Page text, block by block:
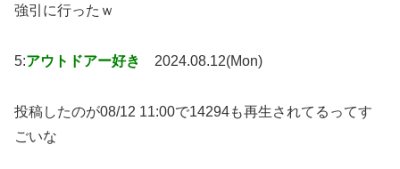
強引に行ったｗ
5:アウトドアー好き 2024.08.12(Mon)
投稿したのが08/12 11:00で14294も再生されてるってす
ごいな